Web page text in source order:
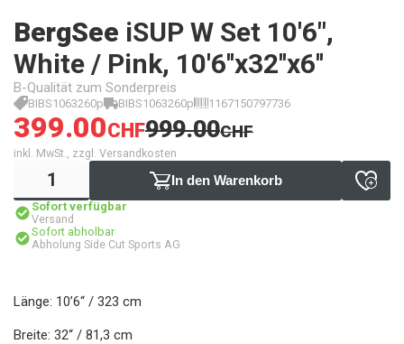
BergSee iSUP W Set 10'6",
White / Pink, 10'6''x32''x6''
B-Qualität zum Sonderpreis
BIBS1063260p BIBS1063260p 1167150797736
399.00CHF999.00CHF
inkl. MwSt., zzgl. Versandkosten
In den Warenkorb
Sofort verfügbar
Versand
Sofort abholbar
Abholung Side Cut Sports AG
Länge: 10’6“ / 323 cm
Breite: 32“ / 81,3 cm